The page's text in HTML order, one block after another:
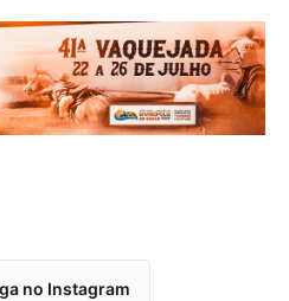
no Instagram